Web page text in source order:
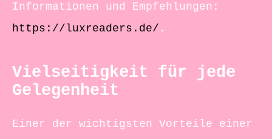
Informationen und Empfehlungen:
https://luxreaders.de/ .
Vielseitigkeit für jede
Gelegenheit
Einer der wichtigsten Vorteile einer